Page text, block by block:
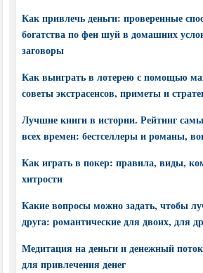
Как привлечь деньги: проверенные
богатства по фен шуй в домашних
заговоры
Как выиграть в лотерею с помощью
советы экстрасенсов, приметы и
Лучшие книги в истории. Рейтинг
всех времен: бестселлеры и романы,
Как играть в покер: правила, виды,
хитрости
Какие вопросы можно задать, чтобы
друга: романтические для двоих, для
Медитация на деньги и денежный
для привлечения денег